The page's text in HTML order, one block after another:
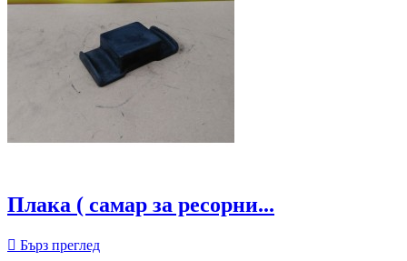
Плака ( самар за ресорни...
 Бърз преглед